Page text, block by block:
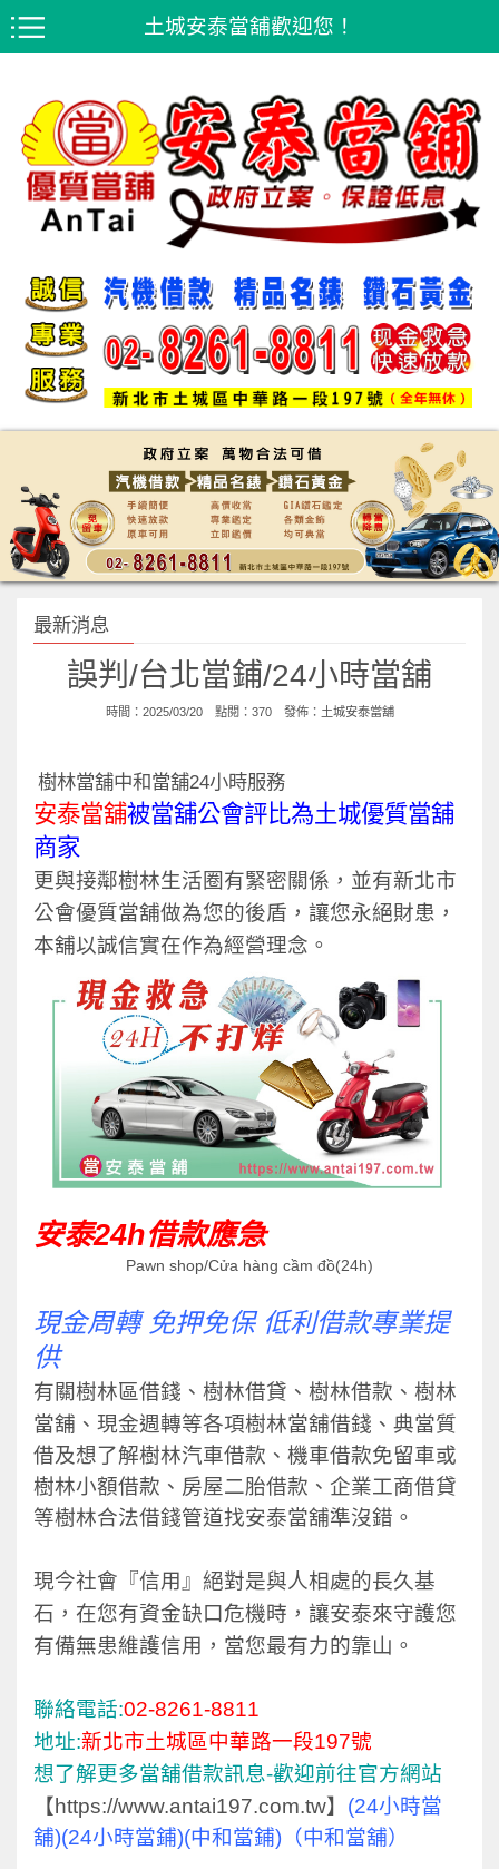
土城安泰當舖歡迎您！
最新消息
誤判/台北當鋪/24小時當舖
時間：2025/03/20 點閱：370 發佈： 土城安泰當舖
樹林當舖中和當舖24小時服務
安泰當舖被當舖公會評比為土城優質當舖
商家
更與接鄰樹林生活圈有緊密關係，並有新北市
公會優質當舖做為您的後盾，讓您永絕財患，
本舖以誠信實在作為經營理念。
安泰24h借款應急
Pawn shop/Cửa hàng cầm đồ(24h)
現金周轉 免押免保 低利借款專業提
供
有關樹林區借錢、樹林借貸、樹林借款、樹林
當舖 、 現金週轉等各項樹林當舖借錢、典當質
借及想了解樹林汽車借款、機車借款免留車或
樹林小額借款、房屋二胎借款、企業工商借貸
等樹林合法借錢管道找安泰當舖準沒錯。
現今社會『信用』絕對是與人相處的長久基
石，在您有資金缺口危機時，讓安泰來守護您
有備無患維護信用，當您最有力的靠山。
聯絡電話:02-8261-8811
地址:新北市土城區中華路一段197號
想了解更多當舖借款訊息-歡迎前往官方網站
【 https://www.antai197.com.tw】 (24小時當
舖)(24小時當鋪)(中和當鋪)（中和當舖）